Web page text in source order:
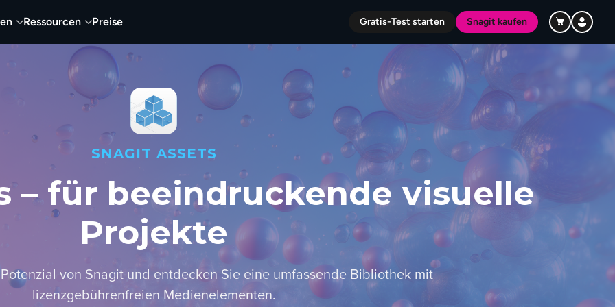
Ressourcen Preise Gratis-Test starten Snagit kaufen
SNAGIT ASSETS
– für beeindruckende visuelle
Projekte
von Snagit und entdecken Sie eine umfassende Bibliothek mit
lizenzgebührenfreien Medienelementen.